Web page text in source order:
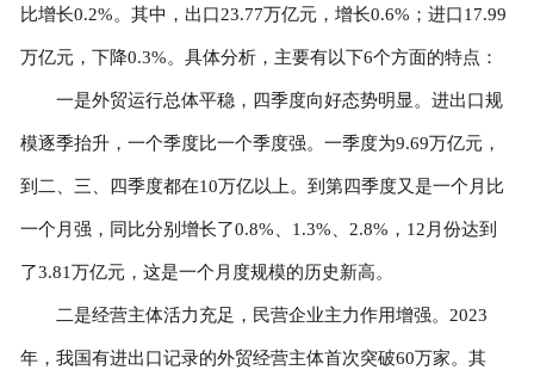
比增长0.2%。其中，出口23.77万亿元，增长0.6%；进口17.99
万亿元，下降0.3%。具体分析，主要有以下6个方面的特点：
一是外贸运行总体平稳，四季度向好态势明显。进出口规
模逐季抬升，一个季度比一个季度强。一季度为9.69万亿元，
到二、三、四季度都在10万亿以上。到第四季度又是一个月比
一个月强，同比分别增长了0.8%、1.3%、2.8%，12月份达到
了3.81万亿元，这是一个月度规模的历史新高。
二是经营主体活力充足，民营企业主力作用增强。2023
年，我国有进出口记录的外贸经营主体首次突破60万家。其